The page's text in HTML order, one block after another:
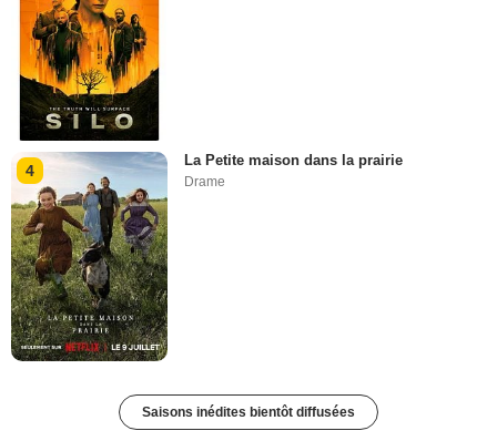
4
La Petite maison dans la prairie
Drame
Saisons inédites bientôt diffusées